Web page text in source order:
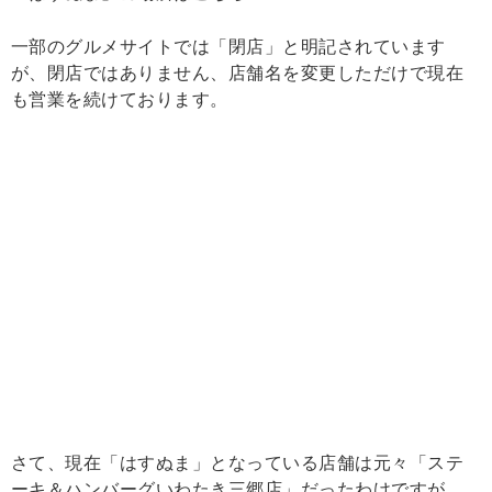
一部のグルメサイトでは「閉店」と明記されています
が、閉店ではありません、店舗名を変更しただけで現在
も営業を続けております。
さて、現在「はすぬま」となっている店舗は元々「ステ